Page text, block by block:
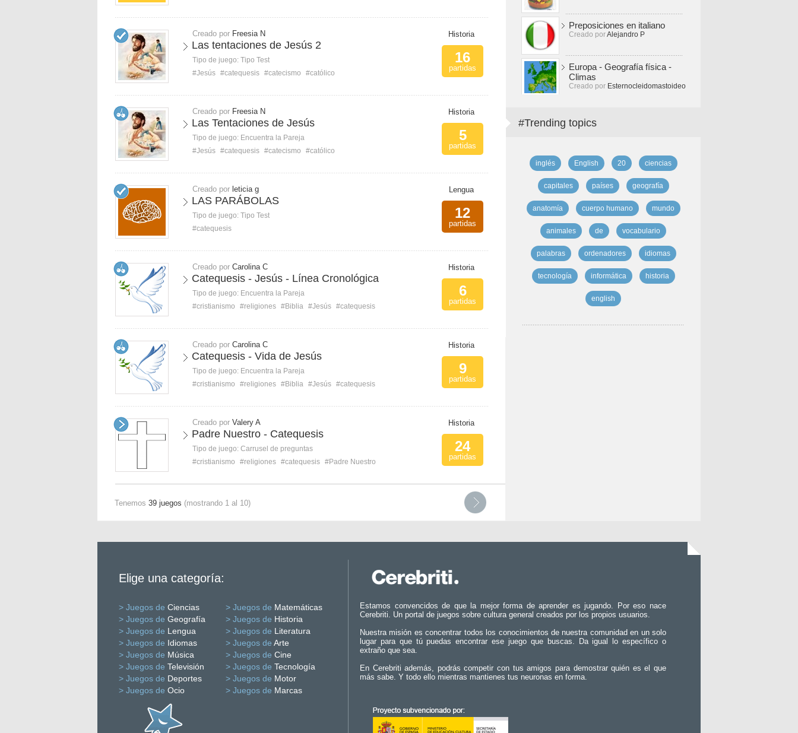
Creado por Freesia N
Las tentaciones de Jesús 2
Tipo de juego: Tipo Test
#Jesús #catequesis #catecismo #católico
Historia
16
partidas
Creado por Freesia N
Las Tentaciones de Jesús
Tipo de juego: Encuentra la Pareja
#Jesús #catequesis #catecismo #católico
Historia
5
partidas
Creado por leticia g
LAS PARÁBOLAS
Tipo de juego: Tipo Test
#catequesis
Lengua
12
partidas
Creado por Carolina C
Catequesis - Jesús - Línea Cronológica
Tipo de juego: Encuentra la Pareja
#cristianismo
#religiones #Biblia #Jesús #catequesis
Historia
6
partidas
Creado por Carolina C
Catequesis - Vida de Jesús
Tipo de juego: Encuentra la Pareja
#cristianismo
#religiones #Biblia #Jesús #catequesis
Historia
9
partidas
Creado por Valery A
Padre Nuestro - Catequesis
Tipo de juego: Carrusel de preguntas
#cristianismo
#religiones #catequesis #Padre Nuestro
Historia
24
partidas
Tenemos 39 juegos (mostrando 1 al 10)
Preposiciones en italiano
Creado porAlejandro P
Europa - Geografía física -
Climas
Creado por Esternocleidomastoideo
#Trending topics
inglés English 20 ciencias
capitales países geografía
anatomía cuerpo humano mundo
animales de vocabulario
palabras ordenadores idiomas
tecnología informática historia
english
Elige una categoría:
> Juegos de Ciencias > Juegos de Matemáticas
> Juegos de Geografía > Juegos de Historia
> Juegos de Lengua > Juegos de Literatura
> Juegos de Idiomas > Juegos de Arte
> Juegos de Música > Juegos de Cine
> Juegos de Televisión > Juegos de Tecnología
> Juegos de Deportes > Juegos de Motor
> Juegos de Ocio > Juegos de Marcas
Estamos convencidos de que la mejor forma de aprender es jugando. Por eso nace
Cerebriti. Un portal de juegos sobre cultura general creados por los propios usuarios.
Nuestra misión es concentrar todos los conocimientos de nuestra comunidad en un solo
lugar para que tú puedas encontrar ese juego que buscas. Da igual lo específico o
extraño que sea.
En Cerebriti además, podrás competir con tus amigos para demostrar quién es el que
más sabe. Y todo ello mientras mantienes tus neuronas en forma.